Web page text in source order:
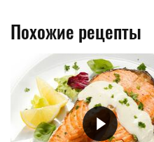
Похожие рецепты